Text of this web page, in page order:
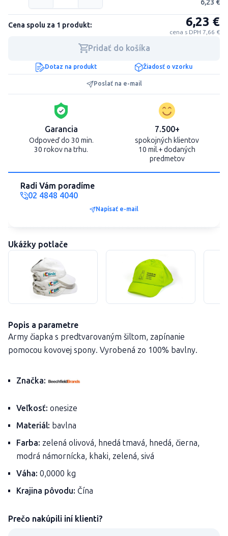
6,23 €
Cena spolu za 1 produkt: 6,23 €
cena s DPH 7,66 €
Pridať do košíka
Dotaz na produkt Žiadosť o vzorku
Poslať na e-mail
Garancia
Odpoveď do 30 min.
30 rokov na trhu.
7.500+
spokojných klientov
10 mil.+ dodaných
predmetov
Radi Vám poradíme
02 4848 4040
Napísať e-mail
Ukážky potlače
Popis a parametre
Army čiapka s predtvarovaným šiltom, zapínanie
pomocou kovovej spony. Vyrobená zo 100% bavlny.
Značka:
Veľkosť: onesize
Materiál: bavlna
Farba: zelená olivová, hnedá tmavá, hnedá, čierna,
modrá námornícka, khaki, zelená, sivá
Váha: 0,0000 kg
Krajina pôvodu: Čína
Prečo nakúpili iní klienti?